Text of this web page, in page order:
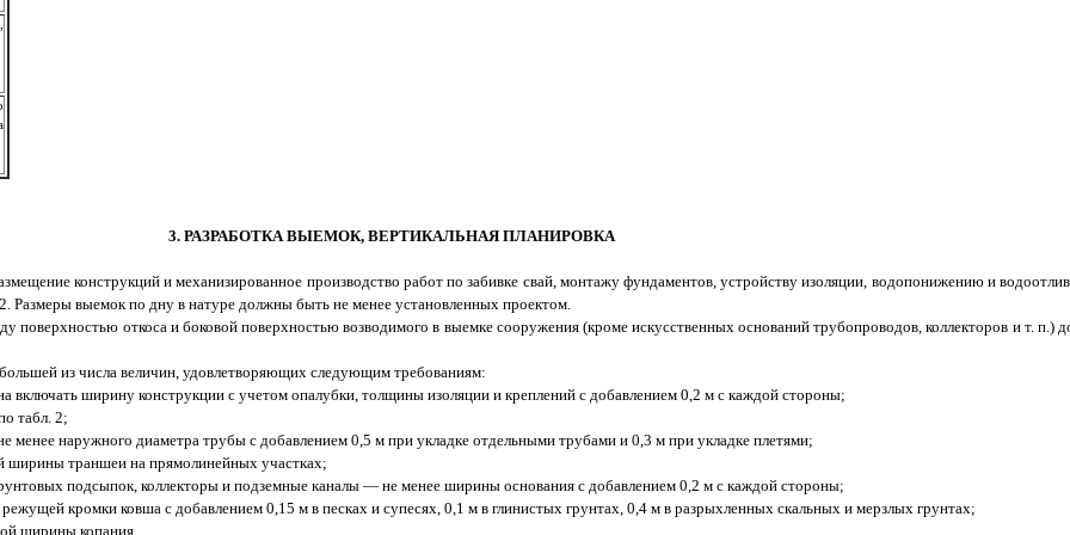
3. РАЗРАБОТКА ВЫЕМОК, ВЕРТИКАЛЬНАЯ ПЛАНИРОВКА
конструкций и механизированное производство работ по забивке свай, монтажу фундаментов, устройству изоляции, водопонижению и
Размеры выемок по дну в натуре должны быть не менее установленных проектом.
откоса и боковой поверхностью возводимого в выемке сооружения (кроме искусственных оснований трубопроводов, коллекторов и т. п.)
из числа величин, удовлетворяющих следующим требованиям:
ширину конструкции с учетом опалубки, толщины изоляции и креплений с добавлением 0,2 м с каждой стороны;
табл. 2;
менее наружного диаметра трубы с добавлением 0,5 м при укладке отдельными трубами и 0,3 м при укладке плетями;
ширины траншеи на прямолинейных участках;
подсыпок, коллекторы и подземные каналы — не менее ширины основания с добавлением 0,2 м с каждой стороны;
кромки ковша с добавлением 0,15 м в песках и супесях, 0,1 м в глинистых грунтах, 0,4 м в разрыхленных скальных и мерзлых грунтах;
ширины копания.